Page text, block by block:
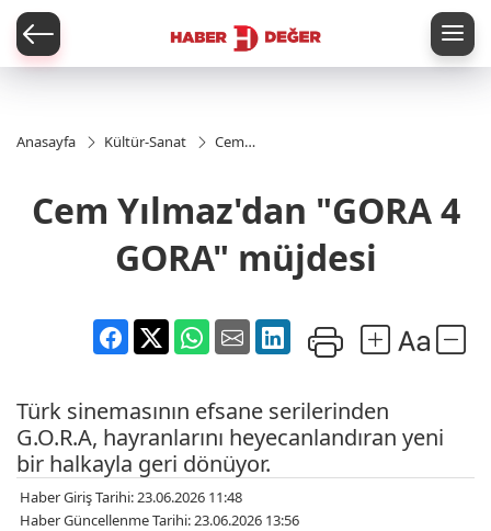
Anasayfa Kültür-Sanat
Cem
GORA"
müjdesi
Cem Yılmaz'dan "GORA 4
GORA" müjdesi
Türk sinemasının efsane serilerinden
G.O.R.A, hayranlarını heyecanlandıran yeni
bir halkayla geri dönüyor.
Haber Giriş Tarihi: 23.06.2026 11:48
Haber Güncellenme Tarihi: 23.06.2026 13:56